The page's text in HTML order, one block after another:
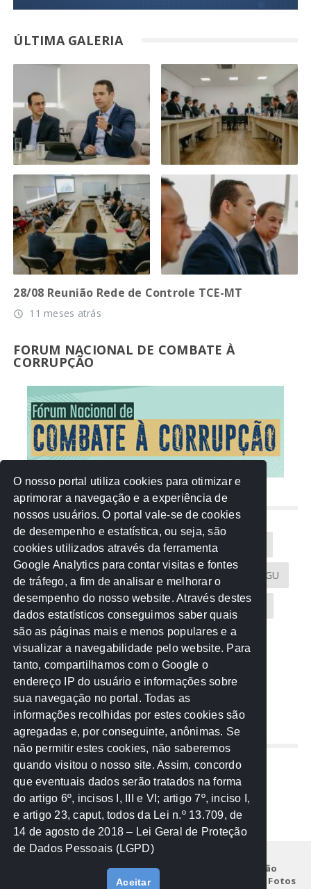
ÚLTIMA GALERIA
28/08 Reunião Rede de Controle TCE-MT
access_time 11 meses atrás
FORUM NACIONAL DE COMBATE À
CORRUPÇÃO
NUVEM DE TAGS
Acontece na Rede AGU AMM
Atricon Audicom CAU-MT CGU
CREA-MT Eventos MPC-MT MPE-MT
MPF Notícias PF PGE-MT PGR
Receita Federal Sem categoria
TCE-MT TCU TRE
REDE NOS ESTADOS
Mato Grosso do Sul
Paraná
Nacional
Institucional
Legislação
Notícias
Galeria de Fotos
O nosso portal utiliza cookies para otimizar e
aprimorar a navegação e a experiência de
nossos usuários. O portal vale-se de cookies
de desempenho e estatística, ou seja, são
cookies utilizados através da ferramenta
Google Analytics para contar visitas e fontes
de tráfego, a fim de analisar e melhorar o
desempenho do nosso website. Através destes
dados estatísticos conseguimos saber quais
são as páginas mais e menos populares e a
visualizar a navegabilidade pelo website. Para
tanto, compartilhamos com o Google o
endereço IP do usuário e informações sobre
sua navegação no portal. Todas as
informações recolhidas por estes cookies são
agregadas e, por conseguinte, anônimas. Se
não permitir estes cookies, não saberemos
quando visitou o nosso site. Assim, concordo
que eventuais dados serão tratados na forma
do artigo 6º, incisos I, III e VI; artigo 7º, inciso I,
e artigo 23, caput, todos da Lei n.º 13.709, de
14 de agosto de 2018 – Lei Geral de Proteção
de Dados Pessoais (LGPD)
Aceitar